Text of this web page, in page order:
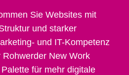
Sie Websites mit
und starker
und IT-Kompetenz
Rohwerder New Work
für mehr digitale